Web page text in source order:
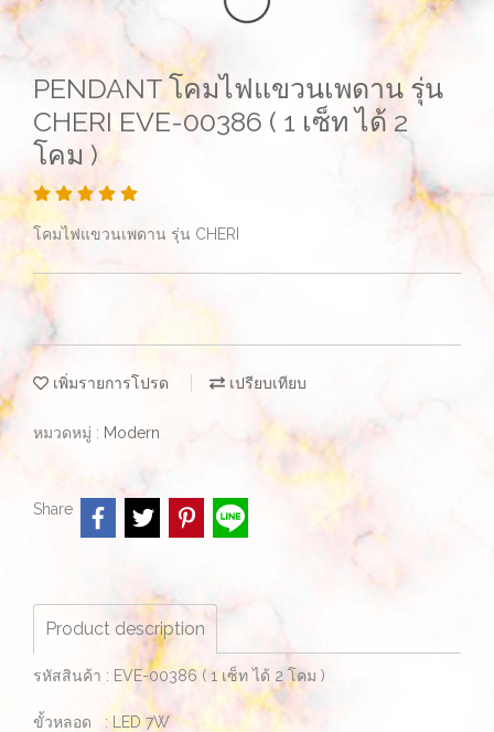
PENDANT โคมไฟแขวนเพดาน รุ่น
CHERI EVE-00386 ( 1 เซ็ท ได้ 2
โคม )
โคมไฟแขวนเพดาน รุ่น CHERI
เพิ่มรายการโปรด เปรียบเทียบ
หมวดหมู่ : Modern
Share
Product description
รหัสสินค้า : EVE-00386 ( 1 เซ็ท ได้ 2 โคม )
ขั้วหลอด : LED 7W